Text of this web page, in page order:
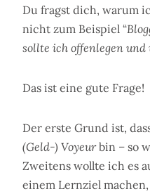
Du fragst dich, warum
nicht zum Beispiel “
sollte ich offenlegen und
Das ist eine gute Frage!
Der erste Grund ist,
(Geld-) Voyeurbin – so
Zweitens wollte ich es
einem Lernziel